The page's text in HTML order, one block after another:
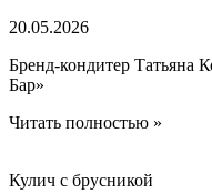
20.05.2026
Бренд-кондитер Татьяна
Бар»
Читать полностью »
Кулич с брусникой